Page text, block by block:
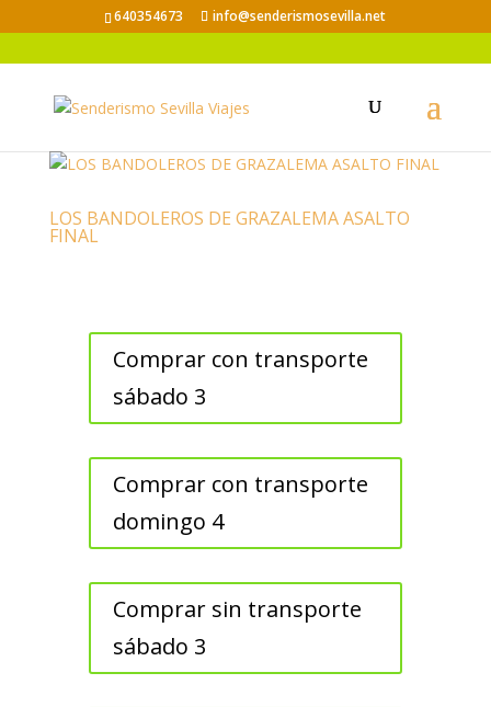
640354673 info@senderismosevilla.net
LOS BANDOLEROS DE GRAZALEMA ASALTO
FINAL
Comprar con transporte
sábado 3
Comprar con transporte
domingo 4
Comprar sin transporte
sábado 3